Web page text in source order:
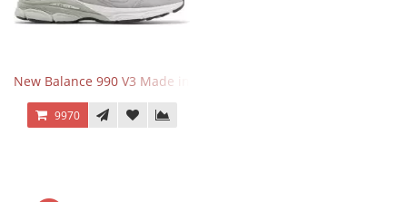
New Balance 990 V3 Made in USA Grey
9970